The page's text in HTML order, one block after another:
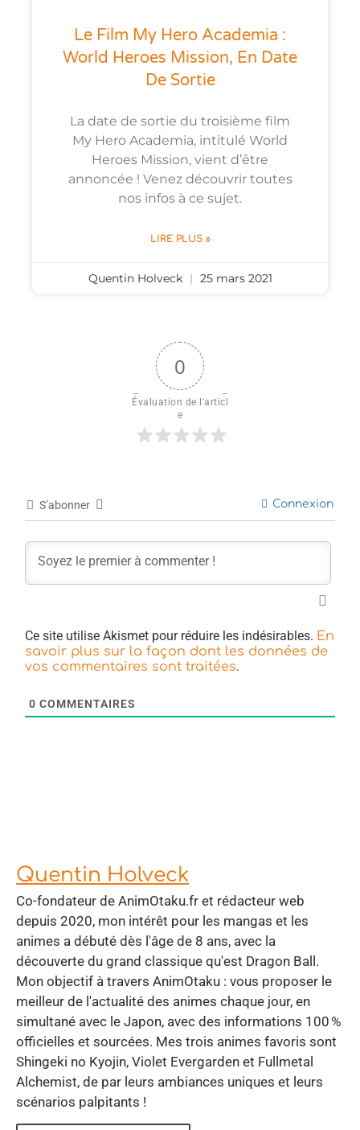
Le Film My Hero Academia :
World Heroes Mission, En Date
De Sortie
La date de sortie du troisième film
My Hero Academia, intitulé World
Heroes Mission, vient d’être
annoncée ! Venez découvrir toutes
nos infos à ce sujet.
LIRE PLUS »
Quentin Holveck 25 mars 2021
0
Évaluation de l'articl
e
S’abonner Connexion
Ce site utilise Akismet pour réduire les indésirables. En
savoir plus sur la façon dont les données de
vos commentaires sont traitées.
0 COMMENTAIRES
Quentin Holveck
Co-fondateur de AnimOtaku.fr et rédacteur web
depuis 2020, mon intérêt pour les mangas et les
animes a débuté dès l'âge de 8 ans, avec la
découverte du grand classique qu'est Dragon Ball.
Mon objectif à travers AnimOtaku : vous proposer le
meilleur de l'actualité des animes chaque jour, en
simultané avec le Japon, avec des informations 100 %
officielles et sourcées. Mes trois animes favoris sont
Shingeki no Kyojin, Violet Evergarden et Fullmetal
Alchemist, de par leurs ambiances uniques et leurs
scénarios palpitants !